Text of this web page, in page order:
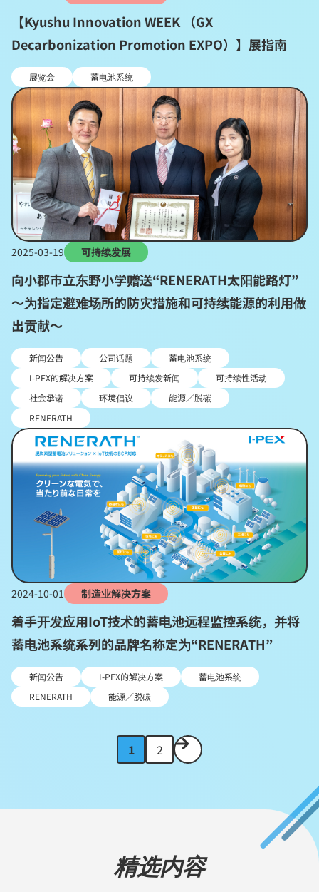
【Kyushu Innovation WEEK （GX
Decarbonization Promotion EXPO）】展指南
展览会 蓄电池系统
2025-03-19 可持续发展
向小郡市立东野小学赠送“RENERATH太阳能路灯”
～为指定避难场所的防灾措施和可持续能源的利用做
出贡献～
新闻公告 公司话题
蓄电池系统
I-PEX的解决方案
可持续发新闻
可持续性活动
社会承诺
环境倡议
能源／脱碳
RENERATH
2024-10-01 制造业解决方案
着手开发应用IoT技术的蓄电池远程监控系统，并将
蓄电池系统系列的品牌名称定为“RENERATH”
新闻公告 I-PEX的解决方案
蓄电池系统
RENERATH
能源／脱碳
1 2
次
の
ジ
精选内容